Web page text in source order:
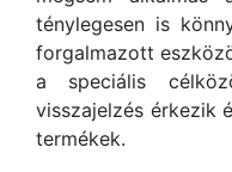
ténylegesen is
forgalmazott
a speciális
visszajelzés érkezik
termékek.